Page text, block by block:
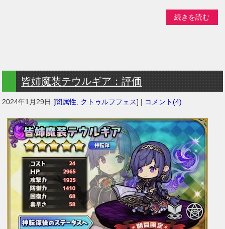
続きを読む
皆姉魔装テウルギア：評価
2024年1月29日 [闇属性 クトゥルフフェス] | コメント(4)